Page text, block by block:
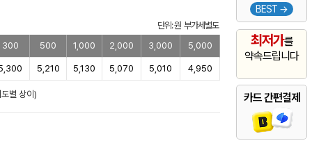
BEST →
최저가를
약속드립니다
카드 간편결제
단위: 원 부가세별도
300
500 1,000 2,000 3,000 5,000
5,210 5,130 5,070 5,010 4,950
별 상이)